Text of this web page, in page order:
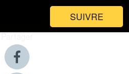
SUIVRE
Partager